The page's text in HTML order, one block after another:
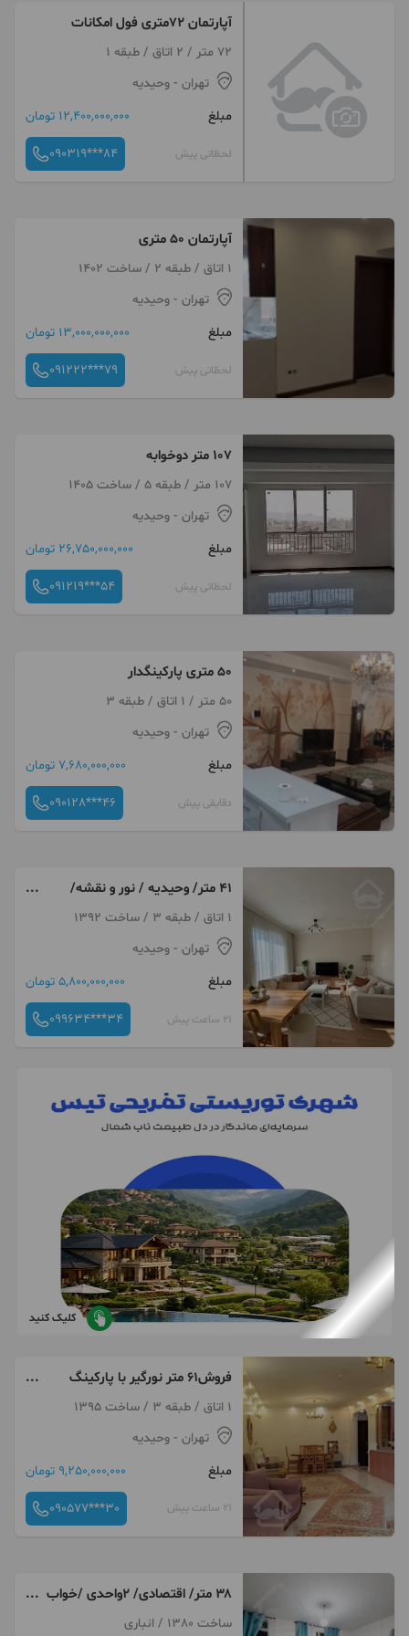
آپارتمان 72متری فول امکانات
72 متر / 2 اتاق / طبقه 1
تهران - وحیدیه
مبلغ
12,400,000,000 تومان
لحظاتی پیش 090319***84
آپارتمان ۵۰ متری
1 اتاق / طبقه 2 / ساخت 1402
تهران - وحیدیه
مبلغ
13,000,000,000 تومان
لحظاتی پیش 091222***79
107 متر دوخوابه
107 متر / طبقه 5 / ساخت 1405
تهران - وحیدیه
مبلغ
26,750,000,000 تومان
لحظاتی پیش 091219***54
50 متری پارکینگدار
50 متر / 1 اتاق / طبقه 3
تهران - وحیدیه
مبلغ
7,680,000,000 تومان
دقایقی پیش 090128***46
۴۱ متر/ وحیدیه / نور و نقشه/
بدون مشابه1 اتاق / طبقه 3 / ساخت 1392
تهران - وحیدیه
مبلغ
5,800,000,000 تومان
21 ساعت پیش 099634***34
کلیک کنید
فروش۶۱ متر نورگیر با پارکینگ
سندی/آسانسور/بخت‌آزاد1 اتاق / طبقه 3 / ساخت 1395
تهران - وحیدیه
مبلغ
9,250,000,000 تومان
21 ساعت پیش 090577***30
۳۸ متر/ اقتصادی/ ۲واحدی /خواب
تخت خور
ساخت 1380 / انباری